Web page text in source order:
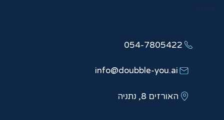
יצירת קשר
054-7805422
info@doubble-you.ai
האורזים 8, נתניה